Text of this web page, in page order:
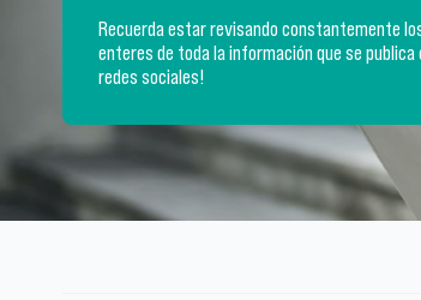
Recuerda estar revisando constantemente
enteres de toda la información que se
redes sociales!